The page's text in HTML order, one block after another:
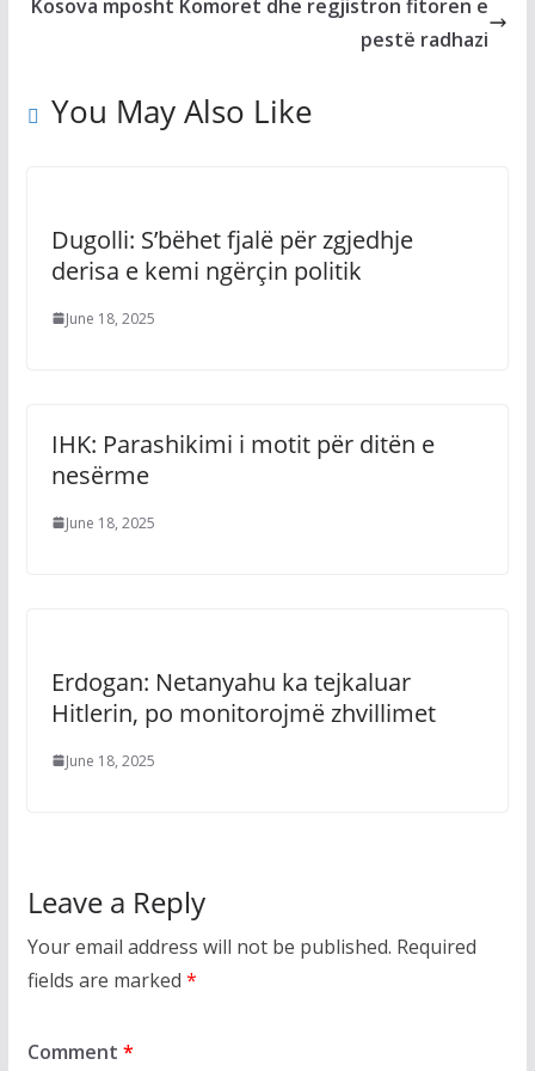
Kosova mposht Komoret dhe regjistron fitoren e
pestë radhazi
You May Also Like
Dugolli: S’bëhet fjalë për zgjedhje
derisa e kemi ngërçin politik
June 18, 2025
IHK: Parashikimi i motit për ditën e
nesërme
June 18, 2025
Erdogan: Netanyahu ka tejkaluar
Hitlerin, po monitorojmë zhvillimet
June 18, 2025
Leave a Reply
Your email address will not be published. Required
fields are marked *
Comment *